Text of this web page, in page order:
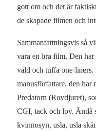
gott om och det är
de skapade filmen och
Sammanfattningsvis så
vara en bra film. Den
våld och tuffa one-liners.
manusförfattare, den har
Predatorn (Rovdjuret),
CGI, tack och lov. Ändå
kvinnosyn, usla, usla